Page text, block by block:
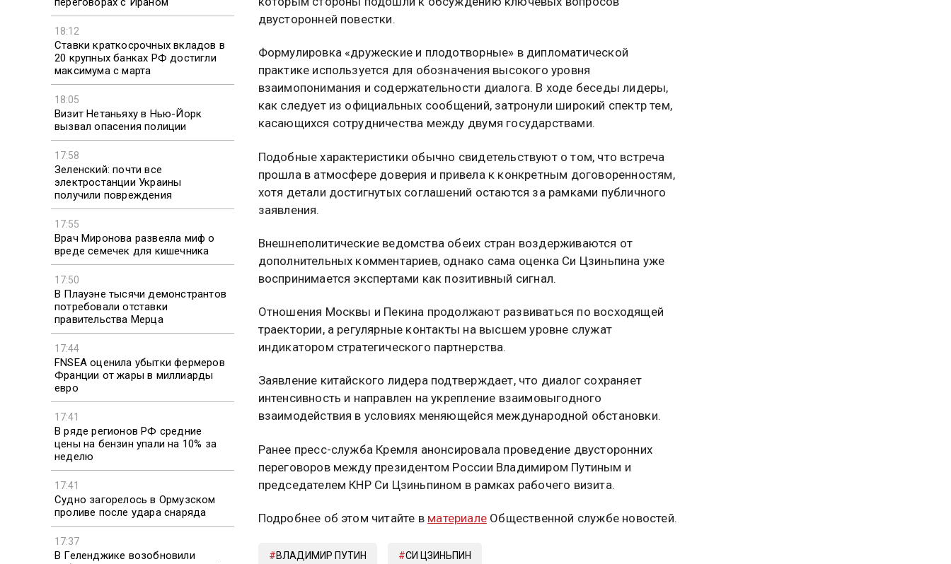
18:12
Ставки краткосрочных вкладов в
20 крупных банках РФ достигли
максимума с марта
18:05
Визит Нетаньяху в Нью-Йорк
вызвал опасения полиции
17:58
Зеленский: почти все
электростанции Украины
получили повреждения
17:55
Врач Миронова развеяла миф о
вреде семечек для кишечника
17:50
В Плауэне тысячи демонстрантов
потребовали отставки
правительства Мерца
17:44
FNSEA оценила убытки фермеров
Франции от жары в миллиарды
евро
17:41
В ряде регионов РФ средние
цены на бензин упали на 10% за
неделю
17:41
Судно загорелось в Ормузском
проливе после удара снаряда
17:37
В Геленджике возобновили
двусторонней повестки.
Формулировка «дружеские и плодотворные» в дипломатической
практике используется для обозначения высокого уровня
взаимопонимания и содержательности диалога. В ходе беседы лидеры,
как следует из официальных сообщений, затронули широкий спектр тем,
касающихся сотрудничества между двумя государствами.
Подобные характеристики обычно свидетельствуют о том, что встреча
прошла в атмосфере доверия и привела к конкретным договоренностям,
хотя детали достигнутых соглашений остаются за рамками публичного
заявления.
Внешнеполитические ведомства обеих стран воздерживаются от
дополнительных комментариев, однако сама оценка Си Цзиньпина уже
воспринимается экспертами как позитивный сигнал.
Отношения Москвы и Пекина продолжают развиваться по восходящей
траектории, а регулярные контакты на высшем уровне служат
индикатором стратегического партнерства.
Заявление китайского лидера подтверждает, что диалог сохраняет
интенсивность и направлен на укрепление взаимовыгодного
взаимодействия в условиях меняющейся международной обстановки.
Ранее пресс-служба Кремля анонсировала проведение двусторонних
переговоров между президентом России Владимиром Путиным и
председателем КНР Си Цзиньпином в рамках рабочего визита.
Подробнее об этом читайте в материалеОбщественной службе новостей.
ВЛАДИМИР ПУТИН СИ ЦЗИНЬПИН